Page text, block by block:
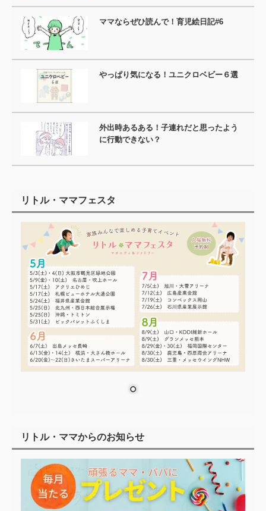
ママならぜひ読んで！育児絵日記#6
やっぱり気になる！ユニクロベビー６選
外出時あるある！子連れだと思ったよう
に行動できない？
リトル・ママフェスタ
リトル・ママからのお知らせ